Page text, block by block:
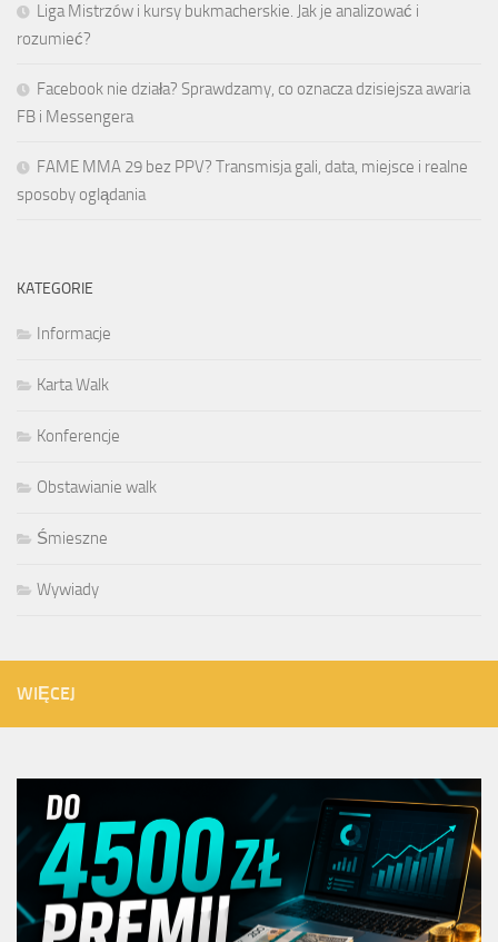
Liga Mistrzów i kursy bukmacherskie. Jak je analizować i
rozumieć?
Facebook nie działa? Sprawdzamy, co oznacza dzisiejsza awaria
FB i Messengera
FAME MMA 29 bez PPV? Transmisja gali, data, miejsce i realne
sposoby oglądania
KATEGORIE
Informacje
Karta Walk
Konferencje
Obstawianie walk
Śmieszne
Wywiady
WIĘCEJ